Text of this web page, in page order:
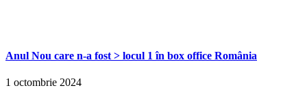
Anul Nou care n-a fost > locul 1 în box office România
1 octombrie 2024